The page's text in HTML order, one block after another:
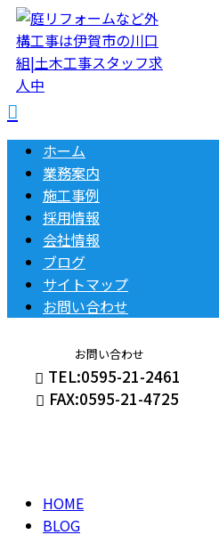
ホーム
業務案内
施工事例
採用情報
会社情報
ブログ
サイトマップ
お問い合わせ
お問い合わせ
TEL:0595-21-2461
FAX:0595-21-4725
HOME
BLOG